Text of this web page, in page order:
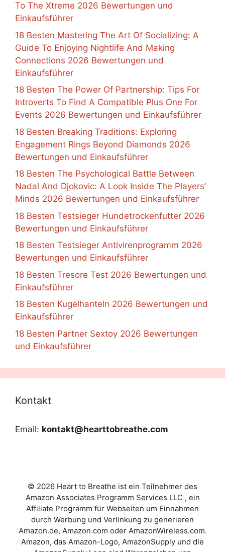
To The Xtreme 2026 Bewertungen und
Einkaufsführer
18 Besten Mastering The Art Of Socializing: A
Guide To Enjoying Nightlife And Making
Connections 2026 Bewertungen und
Einkaufsführer
18 Besten The Power Of Partnership: Tips For
Introverts To Find A Compatible Plus One For
Events 2026 Bewertungen und Einkaufsführer
18 Besten Breaking Traditions: Exploring
Engagement Rings Beyond Diamonds 2026
Bewertungen und Einkaufsführer
18 Besten The Psychological Battle Between
Nadal And Djokovic: A Look Inside The Players’
Minds 2026 Bewertungen und Einkaufsführer
18 Besten Testsieger Hundetrockenfutter 2026
Bewertungen und Einkaufsführer
18 Besten Testsieger Antivirenprogramm 2026
Bewertungen und Einkaufsführer
18 Besten Tresore Test 2026 Bewertungen und
Einkaufsführer
18 Besten Kugelhanteln 2026 Bewertungen und
Einkaufsführer
18 Besten Partner Sextoy 2026 Bewertungen
und Einkaufsführer
Kontakt
Email: kontakt@hearttobreathe.com
© 2026 Heart to Breathe ist ein Teilnehmer des
Amazon Associates Programm Services LLC , ein
Affiliate Programm für Webseiten um Einnahmen
durch Werbung und Verlinkung zu generieren
Amazon.de, Amazon.com oder AmazonWireless.com.
Amazon, das Amazon-Logo, AmazonSupply und die